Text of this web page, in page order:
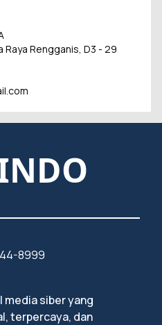
Raya Rengganis, D3 - 29
8999
media siber yang
terpercaya, dan